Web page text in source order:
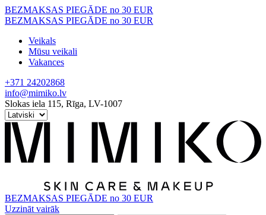
Skip
to
BEZMAKSAS PIEGĀDE no 30 EUR
BEZMAKSAS PIEGĀDE no 30 EUR
Veikals
Mūsu veikali
Vakances
+371 24202868
info@mimiko.lv
Slokas iela 115, Rīga, LV-1007
BEZMAKSAS PIEGĀDE no 30 EUR
Uzzināt vairāk